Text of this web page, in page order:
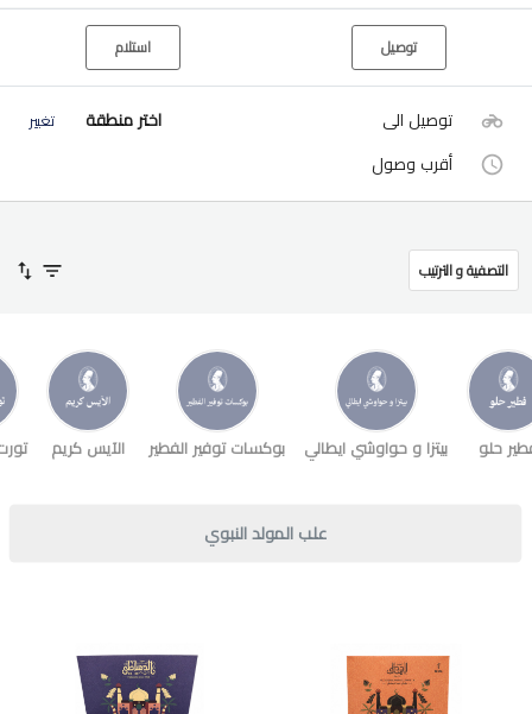
توصيل استلام
توصيل الى اختر منطقة تغيير
أقرب وصول
التصفية و الترتيب
حلو بيتزا و حواوشي ايطالي بوكسات توفير الفطير الآيس كريم
علب المولد النبوي